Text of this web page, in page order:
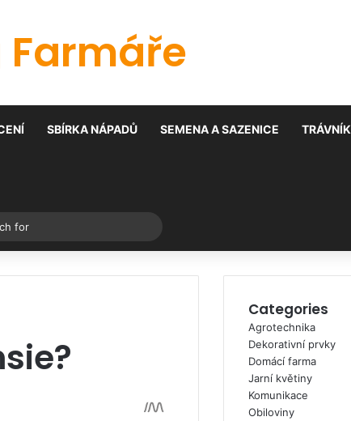
Farmáře
SBÍRKA NÁPADŮ SEMENA A SAZENICE TRÁVNÍK
for
Categories
Agrotechnika
Dekorativní prvky
Domácí farma
Jarní květiny
Komunikace
Obiloviny